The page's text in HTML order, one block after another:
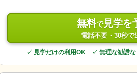
無料で見学を
電話不要・30秒で
✓ 見学だけの利用OK ✓ 無理な勧誘